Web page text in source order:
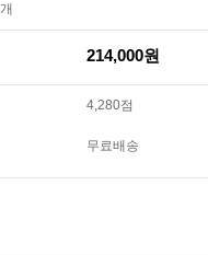
214,000원
4,280점
무료배송